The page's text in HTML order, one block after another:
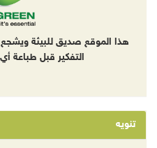
هذا الموقع صديق للبيئة ويشجع
التفكير قبل طباعة
تنويه